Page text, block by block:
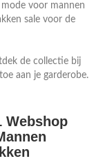
voor mannen
sale voor de
de collectie bij
aan je garderobe.
Webshop